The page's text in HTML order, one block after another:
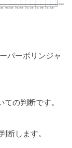
パーボリンジャ
の判断です。
断します。